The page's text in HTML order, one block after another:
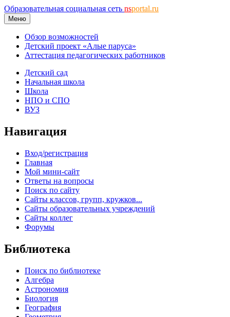
Образовательная социальная сеть nsportal.ru
Меню
Обзор возможностей
Детский проект «Алые паруса»
Аттестация педагогических работников
Детский сад
Начальная школа
Школа
НПО и СПО
ВУЗ
Навигация
Вход/регистрация
Главная
Мой мини-сайт
Ответы на вопросы
Поиск по сайту
Сайты классов, групп, кружков...
Сайты образовательных учреждений
Сайты коллег
Форумы
Библиотека
Поиск по библиотеке
Алгебра
Астрономия
Биология
География